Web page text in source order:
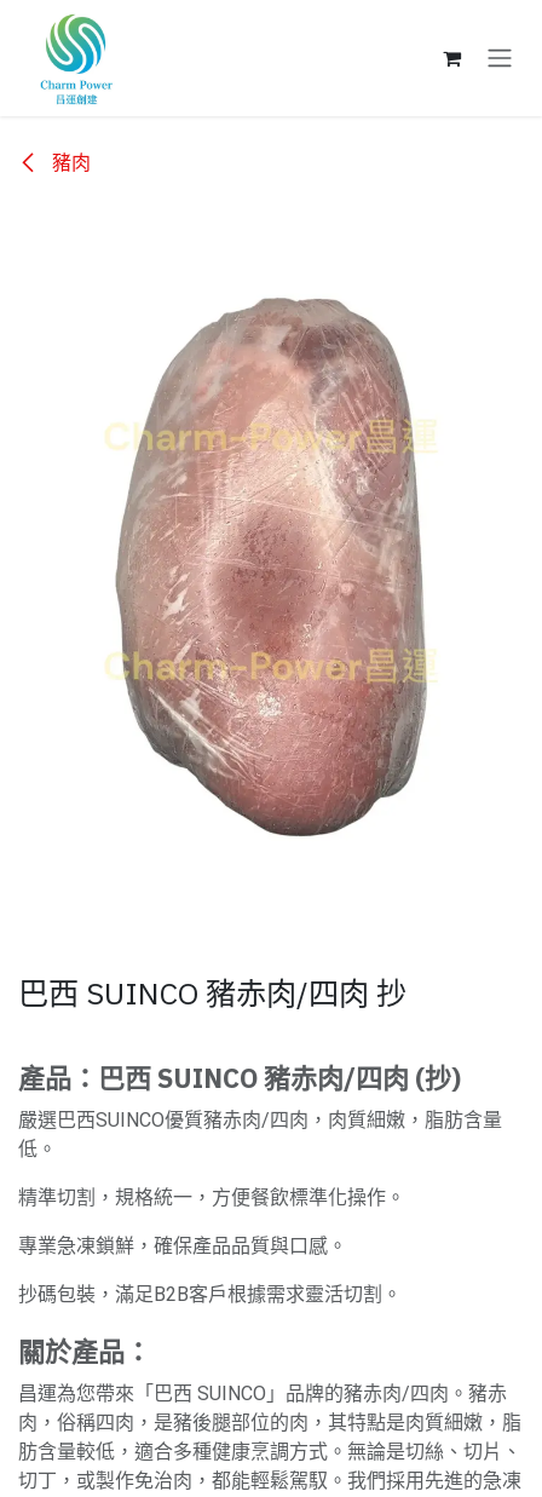
跳至內容
豬肉
巴西 SUINCO 豬赤肉/四肉 抄
產品：巴西 SUINCO 豬赤肉/四肉 (抄)
嚴選巴西SUINCO優質豬赤肉/四肉，肉質細嫩，脂肪含量
低。
精準切割，規格統一，方便餐飲標準化操作。
專業急凍鎖鮮，確保產品品質與口感。
抄碼包裝，滿足B2B客戶根據需求靈活切割。
關於產品：
昌運為您帶來「巴西 SUINCO」品牌的豬赤肉/四肉。豬赤
肉，俗稱四肉，是豬後腿部位的肉，其特點是肉質細嫩，脂
肪含量較低，適合多種健康烹調方式。無論是切絲、切片、
切丁，或製作免治肉，都能輕鬆駕馭。我們採用先進的急凍